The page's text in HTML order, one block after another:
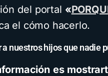
del portal «
el cómo hacerlo.
nuestros hijos que nadie
es